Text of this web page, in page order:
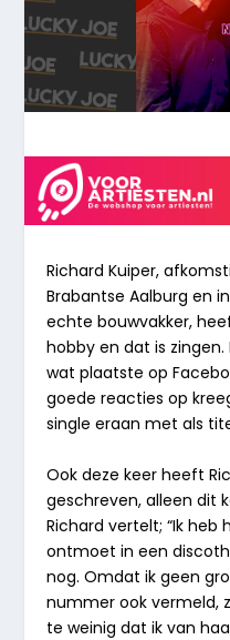
Richard Kuiper,
Brabantse Aalburg en
echte bouwvakker,
hobby en dat is
wat plaatste op
goede reacties op
single eraan met als
Ook deze keer heeft
geschreven, alleen dit
Richard vertelt; “Ik heb
ontmoet in een
nog. Omdat ik geen
nummer ook vermeld,
te weinig dat ik van